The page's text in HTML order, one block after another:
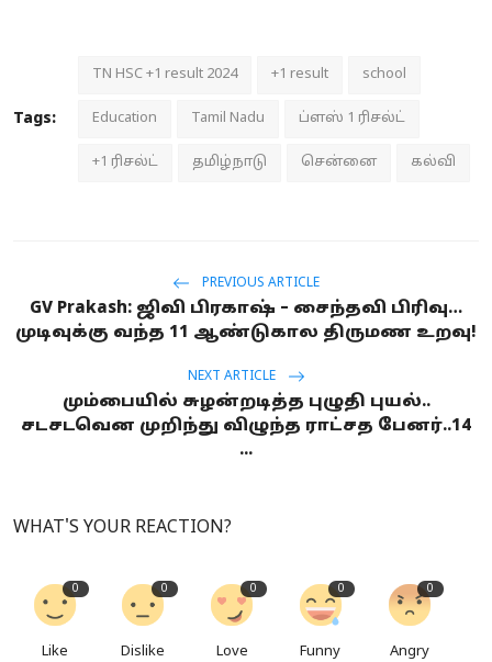
Tags:
TN HSC +1 result 2024 +1 result school
Education Tamil Nadu ப்ளஸ் 1 ரிசல்ட்
+1 ரிசல்ட் தமிழ்நாடு சென்னை கல்வி
PREVIOUS ARTICLE
GV Prakash: ஜிவி பிரகாஷ் – சைந்தவி பிரிவு…
முடிவுக்கு வந்த 11 ஆண்டுகால திருமண உறவு!
NEXT ARTICLE
மும்பையில் சுழன்றடித்த புழுதி புயல்..
சடசடவென முறிந்து விழுந்த ராட்சத பேனர்..14
...
WHAT'S YOUR REACTION?
0
Like
0
Dislike
0
Love
0
Funny
0
Angry